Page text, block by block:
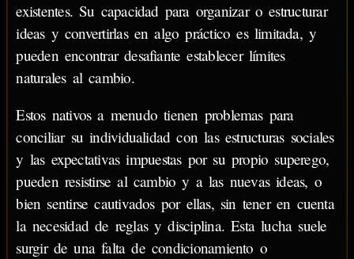
existentes. Su capacidad para organizar o estructurar
ideas y convertirlas en algo práctico es limitada, y
pueden encontrar desafiante establecer límites
naturales al cambio.
Estos nativos a menudo tienen problemas para
conciliar su individualidad con las estructuras sociales
y las expectativas impuestas por su propio superego,
pueden resistirse al cambio y a las nuevas ideas, o
bien sentirse cautivados por ellas, sin tener en cuenta
la necesidad de reglas y disciplina. Esta lucha suele
surgir de una falta de condicionamiento o